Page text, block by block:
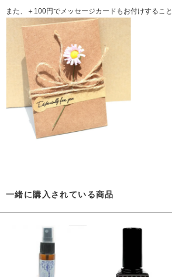
また、＋100円でメッセージカードもお付けすること
一緒に購入されている商品